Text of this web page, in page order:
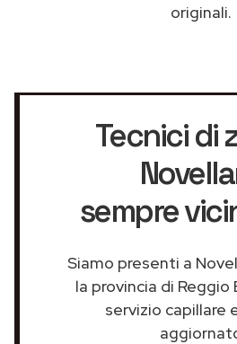
originali.
Tecnici di
sempre
Siamo presenti a
la provincia di Reggio
servizio capillare